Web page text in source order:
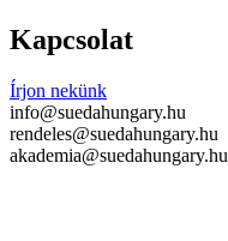
Kapcsolat
Írjon nekünk
info@suedahungary.hu
rendeles@suedahungary.hu
akademia@suedahungary.hu